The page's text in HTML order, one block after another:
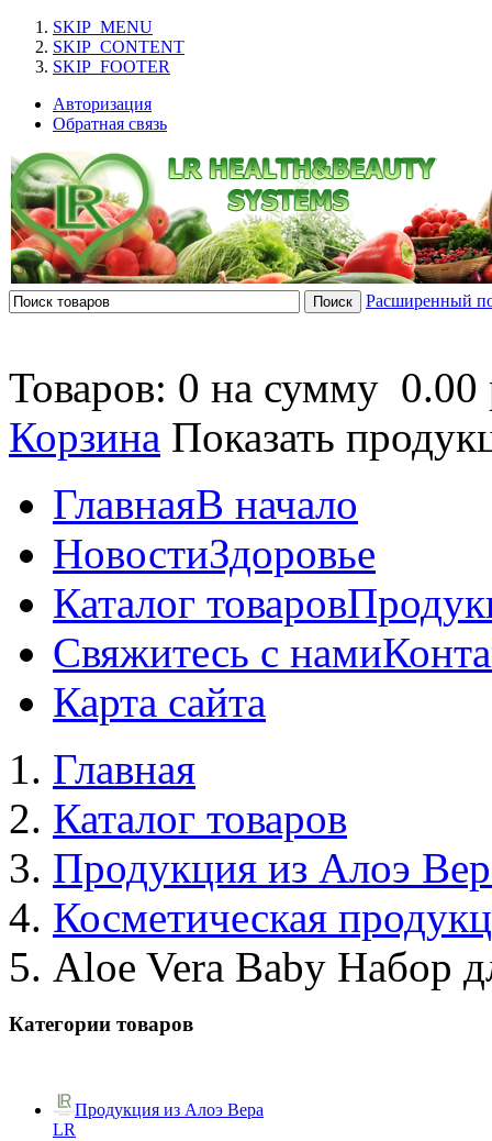
SKIP_MENU
SKIP_CONTENT
SKIP_FOOTER
Авторизация
Обратная связь
Расширенный
Товаров: 0 на сумму 0.00
Корзина Показать
ГлавнаяВ начало
НовостиЗдоровье
Каталог товаров
Свяжитесь с нами
Карта сайта
Главная
Каталог товаров
Продукция из Алоэ
Косметическая
Aloe Vera Baby Набор
Категории товаров
Продукция из Алоэ Вера
LR